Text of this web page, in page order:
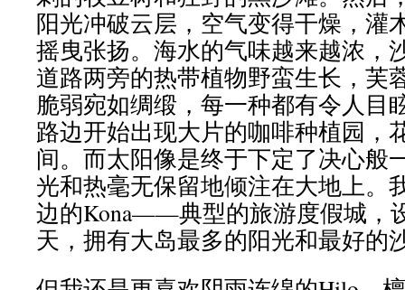
阳光冲破云层，空气变得干燥，灌
摇曳张扬。海水的气味越来越浓，
道路两旁的热带植物野蛮生长，芙
脆弱宛如绸缎，每一种都有令人
路边开始出现大片的咖啡种植园，
间。而太阳像是终于下定了决心般
光和热毫无保留地倾注在大地上。
边的Kona——典型的旅游度假城，
天，拥有大岛最多的阳光和最好的